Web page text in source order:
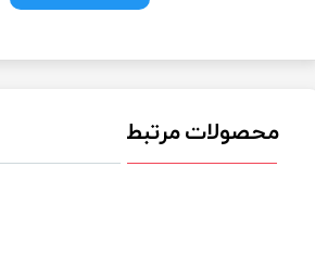
محصولات مرتبط